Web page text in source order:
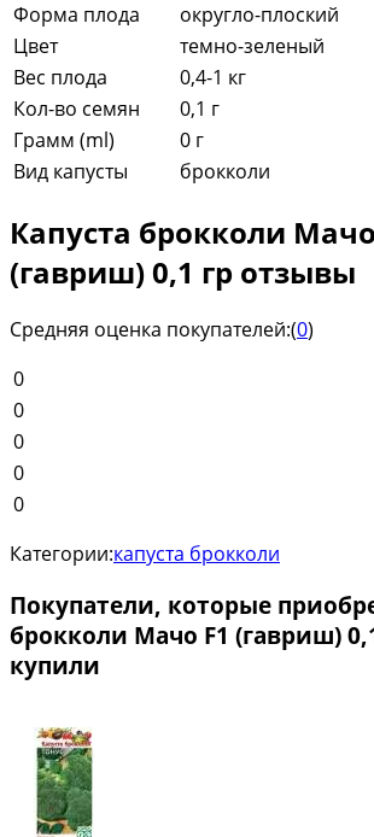
Форма плода
округло-плоский
Цвет
темно-зеленый
Вес плода
0,4-1 кг
Кол-во семян
0,1 г
Грамм (ml)
0 г
Вид капусты
брокколи
Капуста брокколи Мачо
(гавриш) 0,1 гр отзывы
Средняя оценка покупателей:(0)
0
0
0
0
0
Категории:капуста брокколи
Покупатели, которые
брокколи Мачо F1 (гавриш)
купили